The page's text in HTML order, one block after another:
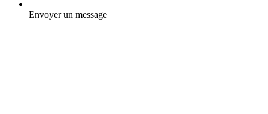
Envoyer un message